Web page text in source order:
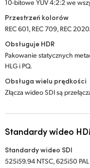
10-bitowe YUV 4:2:2 we
Przestrzeń kolorów
REC 601, REC 709, REC 2020.
Obsługuje HDR
Pakowanie statycznych
HLG i PQ.
Obsługa wielu prędkości
Złącza wideo SDI są
Standardy wideo
Standardy wideo SDI
525i59.94 NTSC, 625i50 PAL